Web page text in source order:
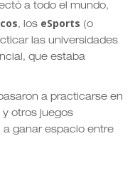
a todo el mundo,
, los eSports (o
las universidades
que estaba
a practicarse en
y otros juegos
ganar espacio entre